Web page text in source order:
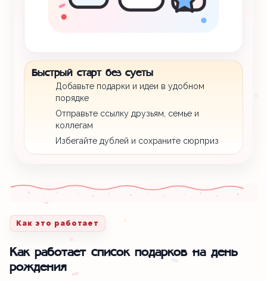
Быстрый старт без суеты
Добавьте подарки и идеи в удобном
порядке
Отправьте ссылку друзьям, семье и
коллегам
Избегайте дублей и сохраните сюрприз
Как это работает
Как работает список подарков на день
рождения